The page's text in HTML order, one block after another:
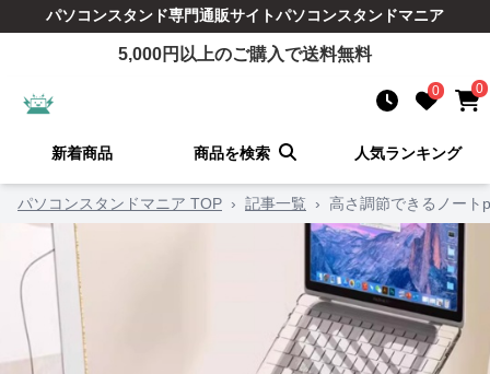
パソコンスタンド専門通販サイトパソコンスタンドマニア
5,000円以上のご購入で送料無料
0 0
新着商品 商品を検索 人気ランキング
パソコンスタンドマニア TOP › 記事一覧 › 高さ調節できるノート